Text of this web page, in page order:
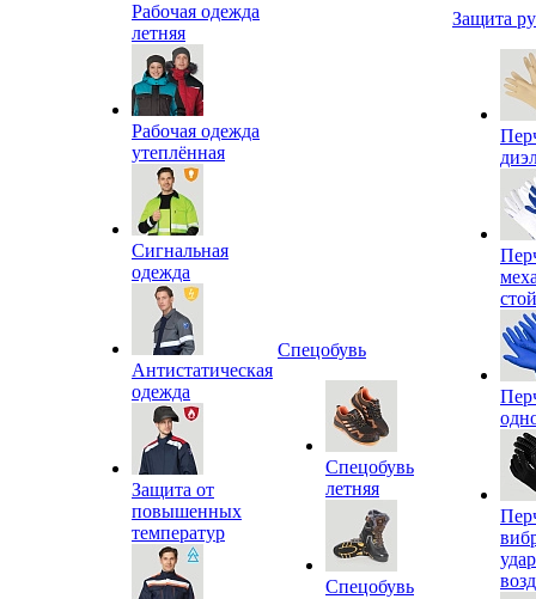
Рабочая одежда
летняя
Рабочая одежда
утеплённая
Сигнальная
одежда
Антистатическая
одежда
Защита от
повышенных
температур
Спецобувь
Спецобувь
летняя
Спецобувь
Защита